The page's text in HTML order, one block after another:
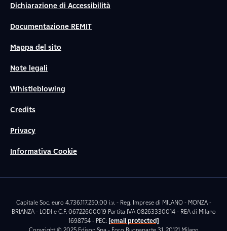
Dichiarazione di Accessibilità
Documentazione REMIT
Mappa del sito
Note legali
Whistleblowing
Credits
Privacy
Informativa Cookie
Capitale Soc. euro 4.736.117.250,00 i.v. - Reg. Imprese di MILANO - MONZA -
BRIANZA - LODI e C.F. 06722600019 Partita IVA 08263330014 - REA di Milano
1698754 - PEC: [email protected]